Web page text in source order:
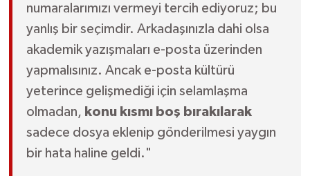
numaralarımızı vermeyi tercih ediyoruz; bu
yanlış bir seçimdir. Arkadaşınızla dahi olsa
akademik yazışmaları e-posta üzerinden
yapmalısınız. Ancak e-posta kültürü
yeterince gelişmediği için selamlaşma
olmadan, konu kısmı boş bırakılarak
sadece dosya eklenip gönderilmesi yaygın
bir hata haline geldi."